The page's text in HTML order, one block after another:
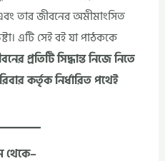
তার জীবনের অমীমাংসিত
এটি সেই বই যা পাঠককে
প্রতিটি সিদ্ধান্ত নিজে নিতে
কর্তৃক নির্ধারিত পথেই
থেকে–